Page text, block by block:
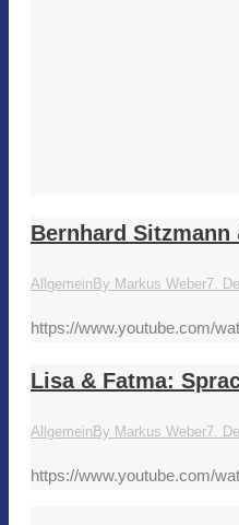
Bernhard
AllgemeinBy Markus Weber7.
https://www.youtube.com/
Lisa & Fatma:
AllgemeinBy Markus Weber7.
https://www.youtube.com/